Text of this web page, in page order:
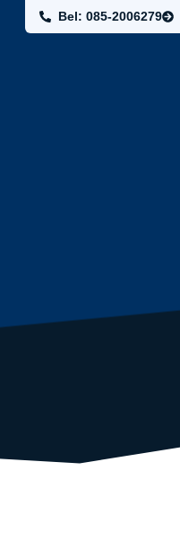
Bel: 085-2006279